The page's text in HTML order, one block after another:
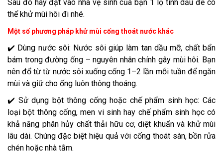
Sau đó hãy đặt vào nhà vệ sinh của bạn 1 lọ tính dầu để có
thể khử mùi hôi đi nhé.
Một số phương pháp khử mùi cống thoát nước khác
✔️ Dùng nước sôi: Nước sôi giúp làm tan dầu mỡ, chất bẩn
bám trong đường ống – nguyên nhân chính gây mùi hôi. Bạn
nên đổ từ từ nước sôi xuống cống 1–2 lần mỗi tuần để ngăn
mùi và giữ cho ống luôn thông thoáng.
✔️ Sử dụng bột thông cống hoặc chế phẩm sinh học: Các
loại bột thông cống, men vi sinh hay chế phẩm sinh học có
khả năng phân hủy chất thải hữu cơ, diệt khuẩn và khử mùi
lâu dài. Chúng đặc biệt hiệu quả với cống thoát sàn, bồn rửa
chén hoặc nhà tắm.